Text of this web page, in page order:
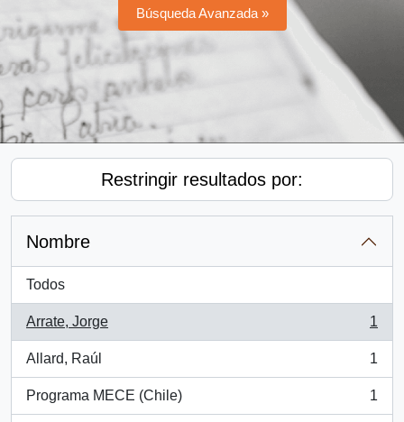
Búsqueda Avanzada »
Restringir resultados por:
Nombre
Todos
Arrate, Jorge
, 1 resultados
1
Allard, Raúl
, 1 resultados
1
Programa MECE (Chile)
, 1 resultados
1